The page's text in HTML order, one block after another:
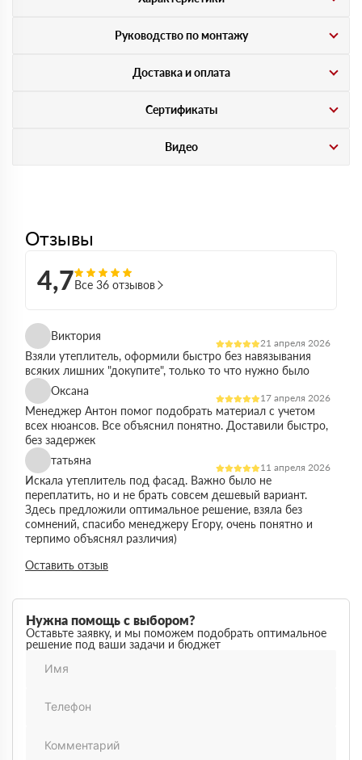
Руководство по монтажу
Доставка и оплата
Сертификаты
Видео
Отзывы
4,7Все 36 отзывов
Виктория
21 апреля 2026
Взяли утеплитель, оформили быстро без навязывания
всяких лишних "докупите", только то что нужно было
Оксана
17 апреля 2026
Менеджер Антон помог подобрать материал с учетом
всех нюансов. Все объяснил понятно. Доставили быстро,
без задержек
татьяна
11 апреля 2026
Искала утеплитель под фасад. Важно было не
переплатить, но и не брать совсем дешевый вариант.
Здесь предложили оптимальное решение, взяла без
сомнений, спасибо менеджеру Егору, очень понятно и
терпимо объяснял различия)
Максим
03 марта 2026
Немного запутался в видах утеплителей но помогли
разобратсья, менеджеры быстро связались и помогли
Заказывал утеплитель для дачи. Объем небольшой, но
отношение нормальное, наверное будем заказывать еще
Оставить отзыв
Нужна помощь с выбором?
Оставьте заявку, и мы поможем подобрать оптимальное
решение под ваши задачи и бюджет